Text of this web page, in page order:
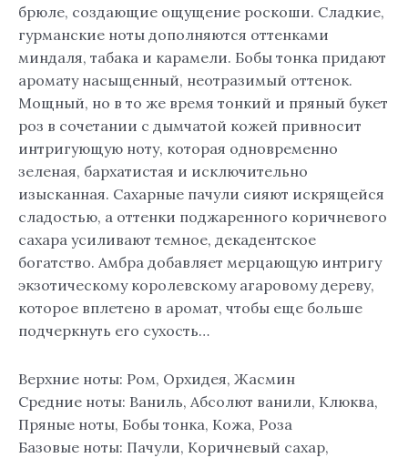
брюле, создающие ощущение роскоши. Сладкие,
гурманские ноты дополняются оттенками
миндаля, табака и карамели. Бобы тонка придают
аромату насыщенный, неотразимый оттенок.
Мощный, но в то же время тонкий и пряный букет
роз в сочетании с дымчатой ​​кожей привносит
интригующую ноту, которая одновременно
зеленая, бархатистая и исключительно
изысканная. Сахарные пачули сияют искрящейся
сладостью, а оттенки поджаренного коричневого
сахара усиливают темное, декадентское
богатство. Амбра добавляет мерцающую интригу
экзотическому королевскому агаровому дереву,
которое вплетено в аромат, чтобы еще больше
подчеркнуть его сухость…
Верхние ноты: Ром, Орхидея, Жасмин
Средние ноты: Ваниль, Абсолют ванили, Клюква,
Пряные ноты, Бобы тонка, Кожа, Роза
Базовые ноты: Пачули, Коричневый сахар,